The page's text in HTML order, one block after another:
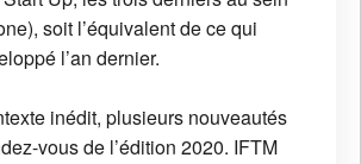
soit l’équivalent de ce qui
l’an dernier.
inédit, plusieurs nouveautés
vous de l’édition 2020. IFTM